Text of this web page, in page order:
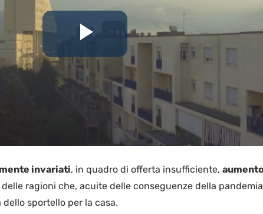
Riproduci
il
video
invariati, in quadro di offerta insufficiente,
delle ragioni che, acuite delle conseguenze della
sportello per la casa.